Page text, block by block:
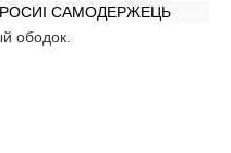
РОСИI САМОДЕРЖЕЦЬ
ободок.